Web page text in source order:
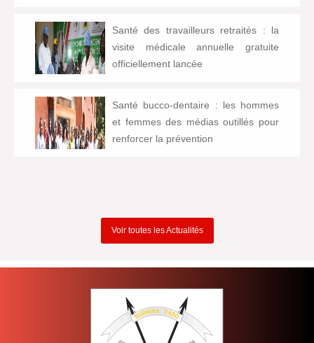
Santé des travailleurs retraités : la
visite médicale annuelle gratuite
officiellement lancée
Santé bucco-dentaire : les hommes
et femmes des médias outillés pour
renforcer la prévention
Voir toutes les Actualités